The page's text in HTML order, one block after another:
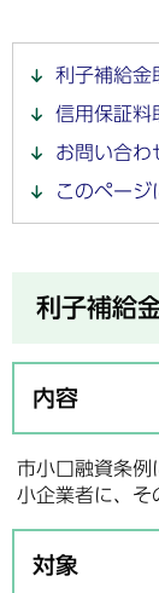
利子補給金
信用保証料
お問い合わ
このページ
利子補給
内容
市小口融資条例
小企業者に、そ
対象